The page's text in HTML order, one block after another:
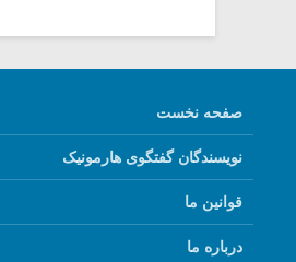
صفحه نخست
نویسندگان گفتگوی هارمونیک
قوانین ما
درباره ما